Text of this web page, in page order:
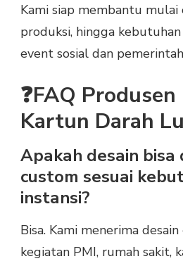
Kami siap membantu mulai
produksi, hingga
event sosial dan
❓FAQ
Kartun Darah
Apakah desain bisa
custom sesuai
instansi?
Bisa. Kami menerima
kegiatan PMI, rumah sakit,